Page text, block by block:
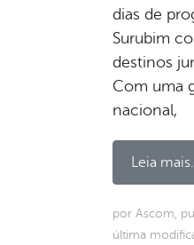
dias de
Surubim
destinos
Com uma
nacional,
Leia
por Ascom,
última